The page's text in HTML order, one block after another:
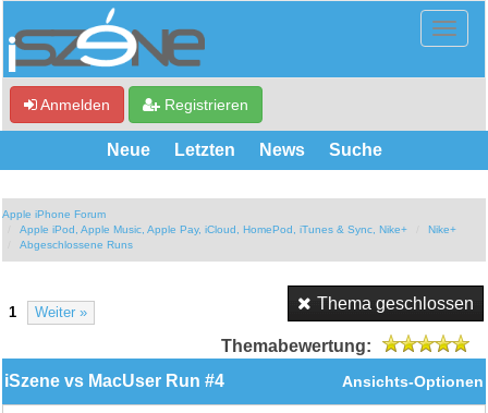
Anmelden Registrieren
Neue Letzten News Suche
Apple iPhone Forum
Apple iPod, Apple Music, Apple Pay, iCloud, HomePod, iTunes & Sync, Nike+
Nike+
Abgeschlossene Runs
1 Weiter » Thema geschlossen
Themabewertung:
Ansichts-Optionen
iSzene vs MacUser Run #4